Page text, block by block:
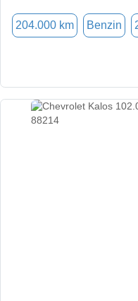
204.000 km Benzin